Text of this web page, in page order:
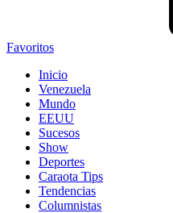
Favoritos
Inicio
Venezuela
Mundo
EEUU
Sucesos
Show
Deportes
Caraota Tips
Tendencias
Columnistas